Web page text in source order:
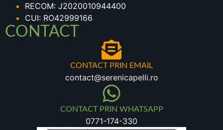
RECOM: J2020010944400
CUI: RO42999166
CONTACT
CONTACT PRIN EMAIL
contact@serenicapelli.ro
CONTACT PRIN WHATSAPP
0771-174-330